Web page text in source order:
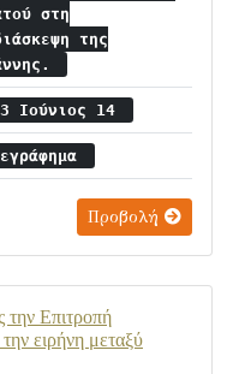
στη
της
Ιούνιος 14
Προβολή
Επιτροπή
ειρήνη μεταξύ